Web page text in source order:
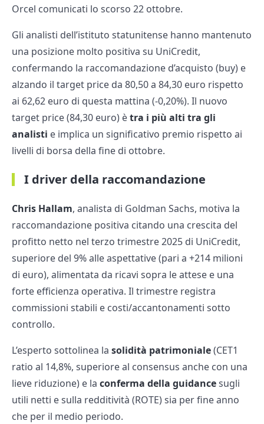
Orcel comunicati lo scorso 22 ottobre.
Gli analisti dell’istituto statunitense hanno mantenuto
una posizione molto positiva su UniCredit,
confermando la raccomandazione d’acquisto (buy) e
alzando il target price da 80,50 a 84,30 euro rispetto
ai 62,62 euro di questa mattina (-0,20%). Il nuovo
target price (84,30 euro) ètra i più alti tra gli
analisti e implica un significativo premio rispetto ai
livelli di borsa della fine di ottobre.​
I driver della raccomandazione
Chris Hallam, analista di Goldman Sachs, motiva la
raccomandazione positiva citando una crescita del
profitto netto nel terzo trimestre 2025 di UniCredit,
superiore del 9% alle aspettative (pari a +214 milioni
di euro), alimentata da ricavi sopra le attese e una
forte efficienza operativa. Il trimestre registra
commissioni stabili e costi/accantonamenti sotto
controllo.
L’esperto sottolinea la solidità patrimoniale(CET1
ratio al 14,8%, superiore al consensus anche con una
lieve riduzione) e la conferma della guidancesugli
utili netti e sulla redditività (ROTE) sia per fine anno
che per il medio periodo.